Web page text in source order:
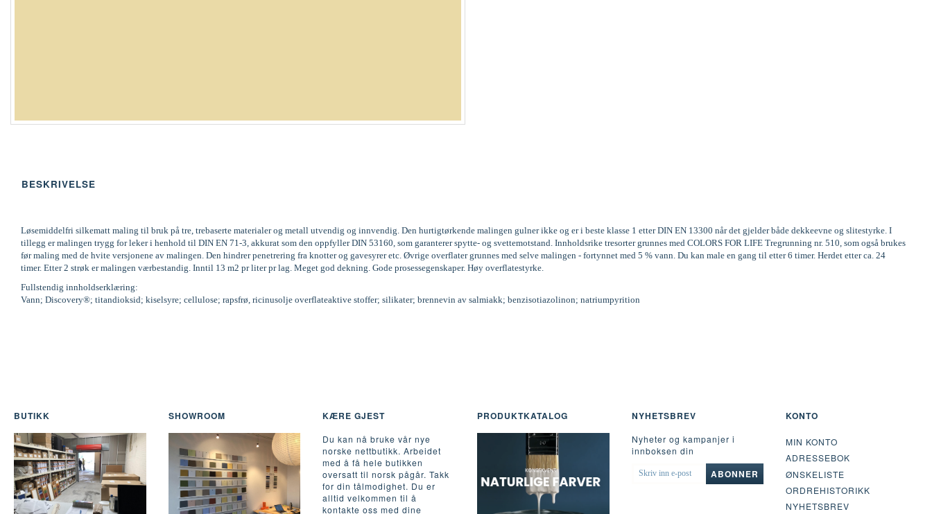
BESKRIVELSE
Løsemiddelfri silkematt maling til bruk på tre, trebaserte materialer og metall utvendig og innvendig. Den hurtigtørkende malingen gulner ikke og er i beste klasse 1 etter DIN EN 13300 når det gjelder både dekkeevne og slitestyrke. I
tillegg er malingen trygg for leker i henhold til DIN EN 71-3, akkurat som den oppfyller DIN 53160, som garanterer spytte- og svettemotstand. Innholdsrike tresorter grunnes med COLORS FOR LIFE Tregrunning nr. 510, som også brukes
før maling med de hvite versjonene av malingen. Den hindrer penetrering fra knotter og gavesyrer etc. Øvrige overflater grunnes med selve malingen - fortynnet med 5 % vann. Du kan male en gang til etter 6 timer. Herdet etter ca. 24
timer. Etter 2 strøk er malingen værbestandig. Inntil 13 m2 pr liter pr lag. Meget god dekning. Gode prosessegenskaper. Høy overflatestyrke.
Fullstendig innholdserklæring:
Vann; Discovery®; titandioksid; kiselsyre; cellulose; rapsfrø, ricinusolje overflateaktive stoffer; silikater; brennevin av salmiakk; benzisotiazolinon; natriumpyrition
BUTIKK SHOWROOM KÆRE GJEST
Du kan nå bruke vår nye
norske nettbutikk. Arbeidet
med å få hele butikken
oversatt til norsk pågår. Takk
for din tålmodighet. Du er
alltid velkommen til å
kontakte oss med dine
PRODUKTKATALOG NYHETSBREV
Nyheter og kampanjer i
innboksen din
SKRIV
ABONNER
KONTO
MIN KONTO
ADRESSEBOK
ØNSKELISTE
ORDREHISTORIKK
NYHETSBREV